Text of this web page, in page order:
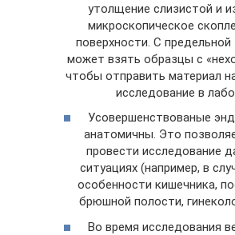
утолщение слизистой и
микроскопическое
поверхности. С
может взять образцы с
чтобы отправить материал
исследование в
Усовершенствованые
анатомичны. Это
провести исследование
ситуациях (например, в
особенности кишечника,
брюшной полости,
Во время исследования